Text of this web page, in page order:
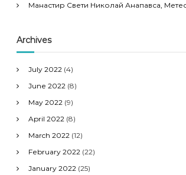
Манастир Свети Николай Анапавса,
Archives
July 2022 (4)
June 2022 (8)
May 2022 (9)
April 2022 (8)
March 2022 (12)
February 2022 (22)
January 2022 (25)